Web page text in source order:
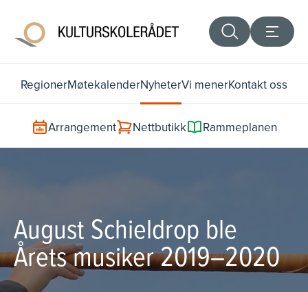
RegionerMøtekalenderNyheterVi menerKontakt oss
Arrangement Nettbutikk Rammeplanen
August Schieldrop ble
Årets musiker 2019–2020